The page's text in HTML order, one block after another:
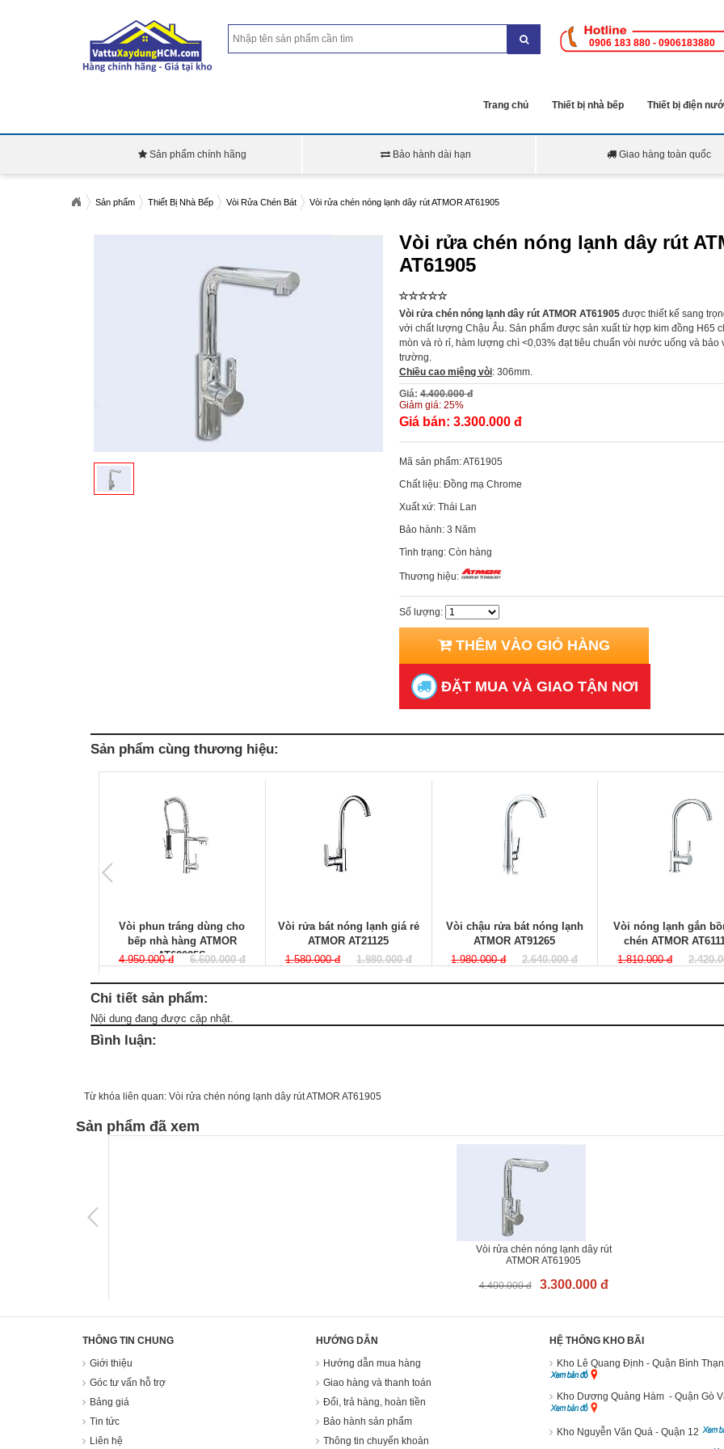
0906 183 880 - 0906183880
Trang chủ Thiết bị nhà bếp Thiết bị điện
Sản phẩm chính hãng Bảo hành dài hạn Giao hàng toàn quốc
Sản phẩm Thiết Bị Nhà Bếp Vòi Rửa Chén Bát Vòi rửa chén nóng lạnh dây rút ATMOR AT61905
Vòi rửa chén nóng lạnh dây rút
AT61905
Vòi rửa chén nóng lạnh dây rút ATMOR AT61905 được thiết kế sang
với chất lượng Chậu Âu. Sản phẩm được sản xuất từ hợp kim đồng H65
mòn và rò rỉ, hàm lượng chì <0,03% đạt tiêu chuẩn vòi nước uống và bảo
trường.
Chiều cao miệng vòi: 306mm.
Giá: 4.400.000 đ
Giảm giá: 25%
Giá bán: 3.300.000 đ
Mã sản phẩm:AT61905
Chất liệu: Đồng mạ Chrome
Xuất xứ: Thái Lan
Bảo hành: 3 Năm
Tình trạng: Còn hàng
Thương hiệu:
Số lượng:
THÊM VÀO GIỎ HÀNG
ĐẶT MUA VÀ GIAO TẬN NƠI
Sản phẩm cùng thương hiệu:
Vòi phun tráng dùng cho
bếp nhà hàng ATMOR
AT62025S
4.950.000 đ 6.600.000 đ
Vòi rửa bát nóng lạnh giá rẻ
ATMOR AT21125
1.580.000 đ
1.980.000 đ
Vòi chậu rửa bát nóng lạnh
ATMOR AT91265
1.980.000 đ
2.640.000 đ
Vòi nóng lạnh gắn
chén ATMOR
1.810.000 đ
Chi tiết sản phẩm:
Nội dung đang được cập nhật.
Bình luận:
Từ khóa liên quan: Vòi rửa chén nóng lạnh dây rút ATMOR AT61905
Sản phẩm đã xem
Vòi rửa chén nóng lạnh dây rút
ATMOR AT61905
4.400.000 đ 3.300.000 đ
THÔNG TIN CHUNG
Giới thiệu
Góc tư vấn hỗ trợ
Bảng giá
Tin tức
Liên hệ
HƯỚNG DẪN
Hướng dẫn mua hàng
Giao hàng và thanh toán
Đổi, trả hàng, hoàn tiền
Bảo hành sản phẩm
Thông tin chuyển khoản
HỆ THỐNG KHO BÃI
Kho Lê Quang Định - Quận Bình
Kho Dương Quảng Hàm - Quận Gò
Kho Nguyễn Văn Quá - Quận 12